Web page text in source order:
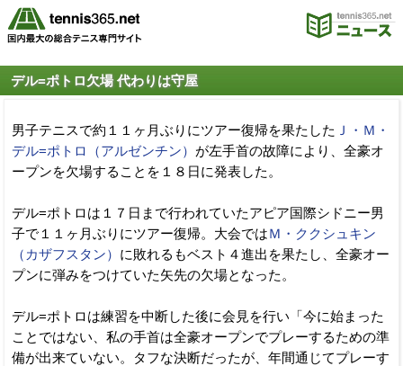
デル=ポトロ欠場 代わりは守屋
男子テニスで約１１ヶ月ぶりにツアー復帰を果たした Ｊ・Ｍ・
デル=ポトロ（アルゼンチン） が左手首の故障により、全豪オ
ープンを欠場することを１８日に発表した。
デル=ポトロは１７日まで行われていたアピア国際シドニー男
子で１１ヶ月ぶりにツアー復帰。大会ではＭ・ククシュキン
（カザフスタン） に敗れるもベスト４進出を果たし、全豪オー
プンに弾みをつけていた矢先の欠場となった。
デル=ポトロは練習を中断した後に会見を行い「今に始まった
ことではない、私の手首は全豪オープンでプレーするための準
備が出来ていない。タフな決断だったが、年間通じてプレーす